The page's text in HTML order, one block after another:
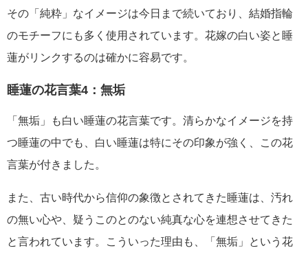
その「純粋」なイメージは今日まで続いており、結婚指輪
のモチーフにも多く使用されています。花嫁の白い姿と睡
蓮がリンクするのは確かに容易です。
睡蓮の花言葉4：無垢
「無垢」も白い睡蓮の花言葉です。清らかなイメージを持
つ睡蓮の中でも、白い睡蓮は特にその印象が強く、この花
言葉が付きました。
また、古い時代から信仰の象徴とされてきた睡蓮は、汚れ
の無い心や、疑うこのとのない純真な心を連想させてきた
と言われています。こういった理由も、「無垢」という花